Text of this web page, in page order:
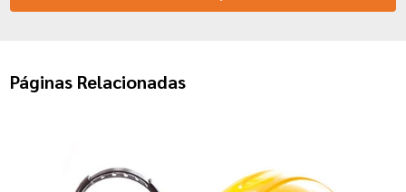
Páginas Relacionadas